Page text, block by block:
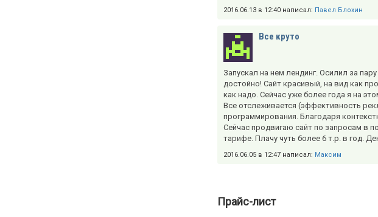
2016.06.13 в 12:40 написал: Павел Блохин
Все круто
Запускал на нем лендинг. Осилил за
достойно! Сайт красивый, на вид как
как надо. Сейчас уже более года я на
Все отслеживается (эффективность
программирования. Благодаря
Сейчас продвигаю сайт по запросам в
тарифе. Плачу чуть более 6 т.р. в год.
2016.06.05 в 12:47 написал: Максим
Прайс-лист